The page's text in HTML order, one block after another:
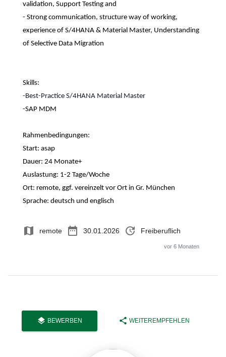
validation, Support Testing and
- Strong communication, structure way of working,
experience of S/4HANA & Material Master, Understanding
of Selective Data Migration
Skills:
-Best-Practice S/4HANA Material Master
-SAP MDM
Rahmenbedingungen:
Start: asap
Dauer: 24 Monate+
Auslastung: 1-2 Tage/Woche
Ort: remote, ggf. vereinzelt vor Ort in Gr. München
Sprache: deutsch und englisch
map remote date_range 30.01.2026 update Freiberuflich
vor 6 Monaten
layers BEWERBEN share WEITEREMPFEHLEN